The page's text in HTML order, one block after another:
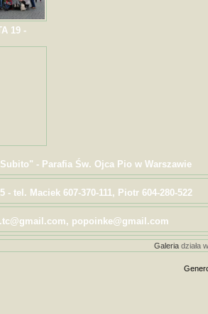
19 -
- Parafia Św. Ojca Pio w Warszawie
- tel. Maciek 607-370-111, Piotr 604-280-522
popoinke@gmail.com
Galeriadziała